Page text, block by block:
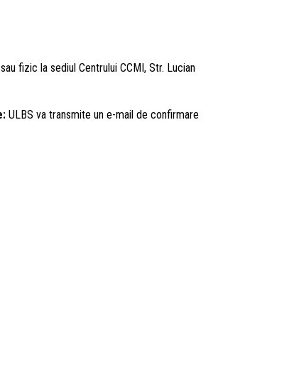
sau fizic la sediul Centrului CCMI, Str. Lucian
ULBS va transmite un e-mail de confirmare